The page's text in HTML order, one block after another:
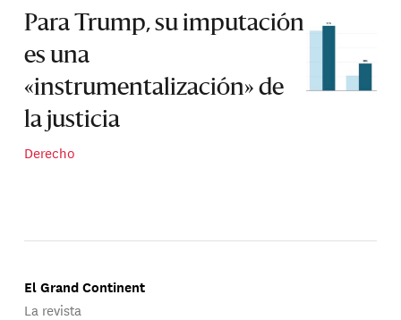
Para Trump, su imputación
es una
«instrumentalización» de
la justicia
Derecho
El Grand Continent
La revista